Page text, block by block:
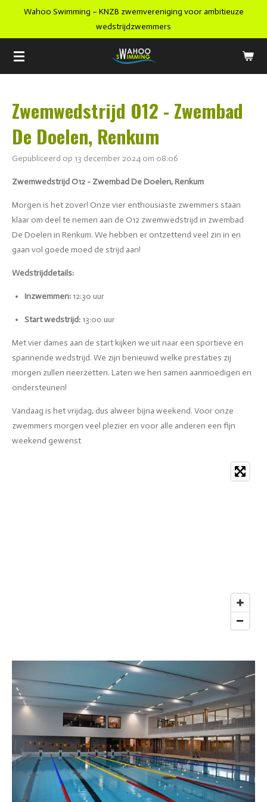
de
hoofdinhoud
Wahoo Swimming – KNZB zwemvereniging voor ambitieuze
wedstrijdzwemmers
Zwemwedstrijd O12 - Zwembad
De Doelen, Renkum
Gepubliceerd op 13 december 2024 om 08:06
Zwemwedstrijd O12 - Zwembad De Doelen, Renkum
Morgen is het zover! Onze vier enthousiaste zwemmers staan
klaar om deel te nemen aan de O12 zwemwedstrijd in zwembad
De Doelen in Renkum. We hebben er ontzettend veel zin in en
gaan vol goede moed de strijd aan!
Wedstrijddetails:
Inzwemmen: 12:30 uur
Start wedstrijd: 13:00 uur
Met vier dames aan de start kijken we uit naar een sportieve en
spannende wedstrijd. We zijn benieuwd welke prestaties zij
morgen zullen neerzetten. Laten we hen samen aanmoedigen en
ondersteunen!
Vandaag is het vrijdag, dus alweer bijna weekend. Voor onze
zwemmers morgen veel plezier en voor alle anderen een fijn
weekend gewenst